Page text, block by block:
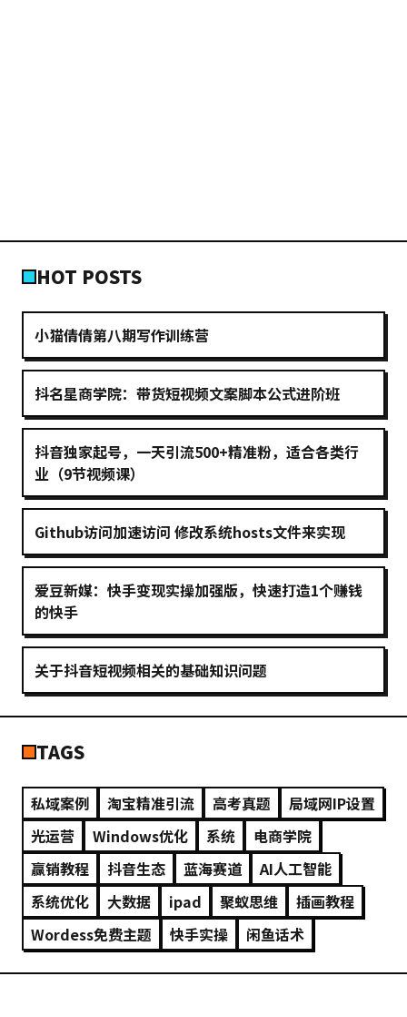
HOT POSTS
小猫倩倩第八期写作训练营
抖名星商学院：带货短视频文案脚本公式进阶班
抖音独家起号，一天引流500+精准粉，适合各类行
业（9节视频课）
Github访问加速访问 修改系统hosts文件来实现
爱豆新媒：快手变现实操加强版，快速打造1个赚钱
的快手
关于抖音短视频相关的基础知识问题
TAGS
私域案例 淘宝精准引流 高考真题
局域网IP设置
光运营
Windows优化 系统
电商学院
赢销教程
抖音生态 蓝海赛道
AI人工智能
系统优化
大数据 ipad 聚蚁思维
插画教程
Wordess免费主题
快手实操 闲鱼话术